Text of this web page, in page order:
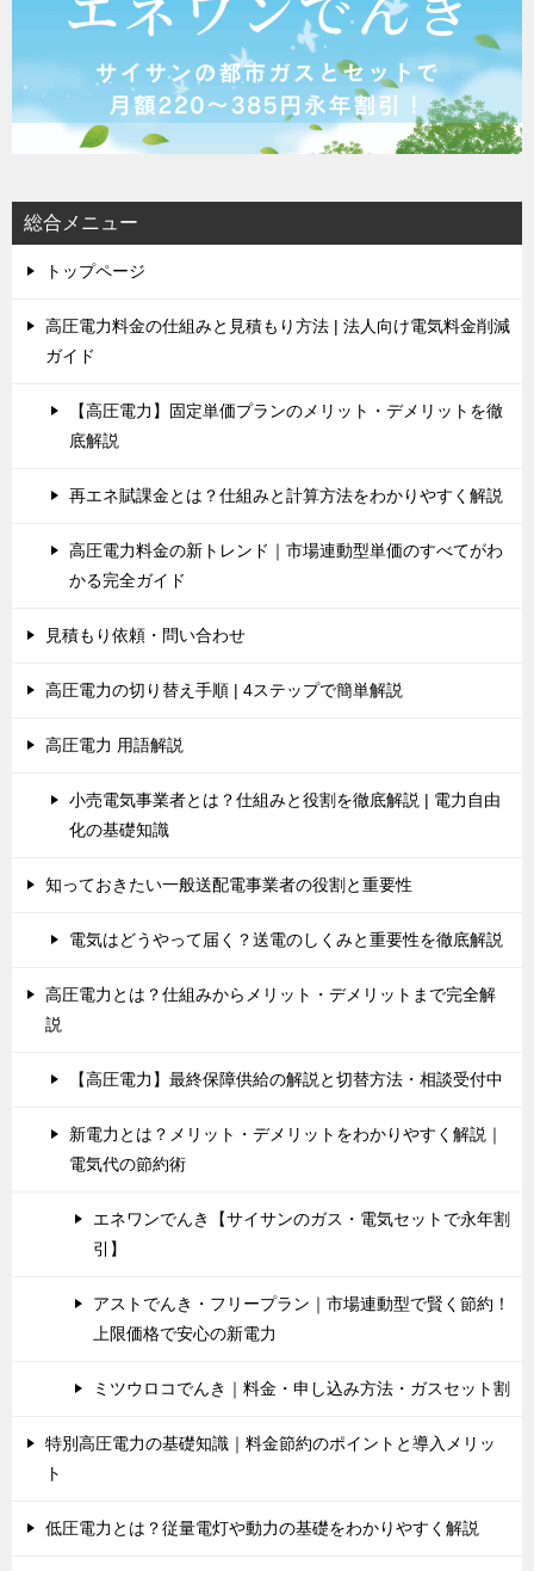
総合メニュー
トップページ
高圧電力料金の仕組みと見積もり方法 | 法人向け電気料金削減
ガイド
【高圧電力】固定単価プランのメリット・デメリットを徹
底解説
再エネ賦課金とは？仕組みと計算方法をわかりやすく解説
高圧電力料金の新トレンド｜市場連動型単価のすべてがわ
かる完全ガイド
見積もり依頼・問い合わせ
高圧電力の切り替え手順 | 4ステップで簡単解説
高圧電力 用語解説
小売電気事業者とは？仕組みと役割を徹底解説 | 電力自由
化の基礎知識
知っておきたい一般送配電事業者の役割と重要性
電気はどうやって届く？送電のしくみと重要性を徹底解説
高圧電力とは？仕組みからメリット・デメリットまで完全解
説
【高圧電力】最終保障供給の解説と切替方法・相談受付中
新電力とは？メリット・デメリットをわかりやすく解説｜
電気代の節約術
エネワンでんき【サイサンのガス・電気セットで永年割
引】
アストでんき・フリープラン｜市場連動型で賢く節約！
上限価格で安心の新電力
ミツウロコでんき｜料金・申し込み方法・ガスセット割
特別高圧電力の基礎知識｜料金節約のポイントと導入メリッ
ト
低圧電力とは？従量電灯や動力の基礎をわかりやすく解説